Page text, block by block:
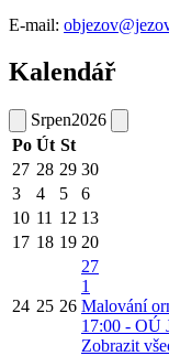
E-mail:
Kalendář
Srpen2026
Po Út St
27 28 29 30
3
4 5 6
10 11 12 13
17 18 19 20
24 25 26
27
1
Malování
17:00 - OÚ
Zobrazit